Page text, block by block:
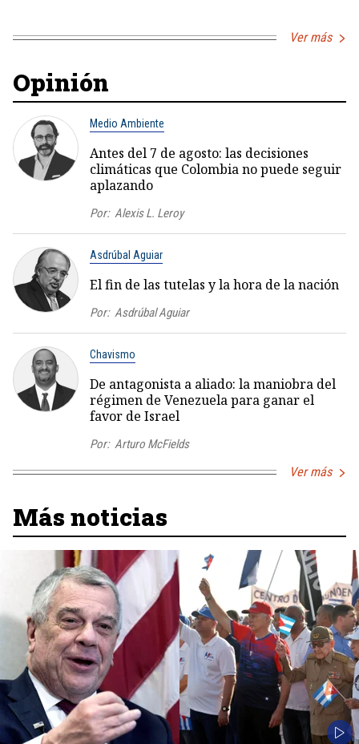
Ver más
Opinión
Medio Ambiente
Antes del 7 de agosto: las decisiones
climáticas que Colombia no puede seguir
aplazando
Por: Alexis L. Leroy
Asdrúbal Aguiar
El fin de las tutelas y la hora de la nación
Por: Asdrúbal Aguiar
Chavismo
De antagonista a aliado: la maniobra del
régimen de Venezuela para ganar el
favor de Israel
Por: Arturo McFields
Ver más
Más noticias